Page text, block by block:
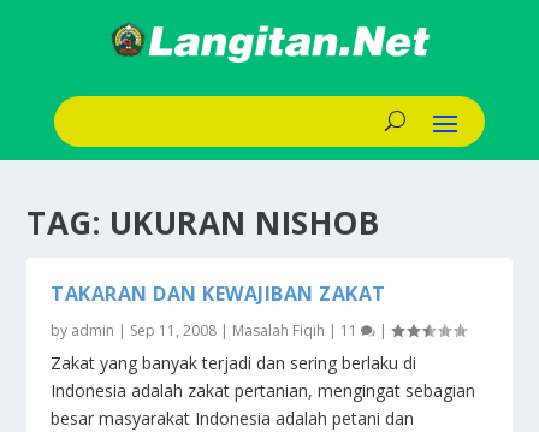
TAG: UKURAN NISHOB
TAKARAN DAN KEWAJIBAN ZAKAT
by admin | Sep 11, 2008 | Masalah Fiqih | 11 |
Zakat yang banyak terjadi dan sering berlaku di
Indonesia adalah zakat pertanian, mengingat sebagian
besar masyarakat Indonesia adalah petani dan